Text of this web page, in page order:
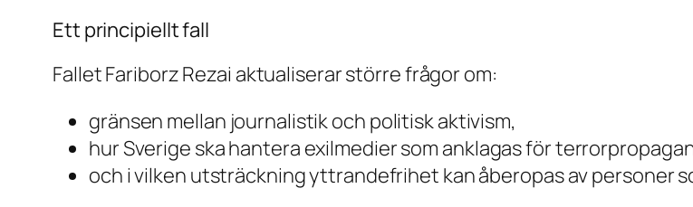
Ett principiellt fall
Fallet Fariborz Rezai aktualiserar större frågor om:
gränsen mellan journalistik och politisk aktivism,
hur Sverige ska hantera exilmedier som anklagas för
och i vilken utsträckning yttrandefrihet kan åberopas av personer